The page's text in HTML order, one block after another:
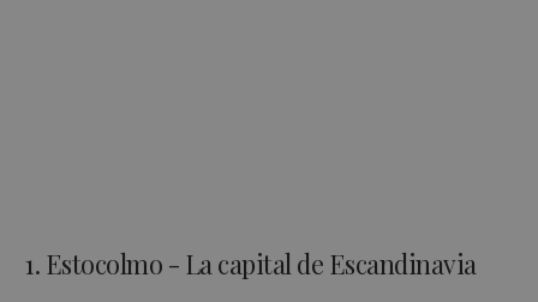
1. Estocolmo - La capital de Escandinavia